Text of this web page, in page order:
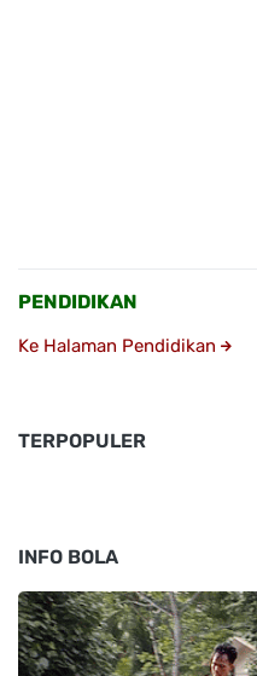
PENDIDIKAN
Ke Halaman Pendidikan
TERPOPULER
INFO BOLA